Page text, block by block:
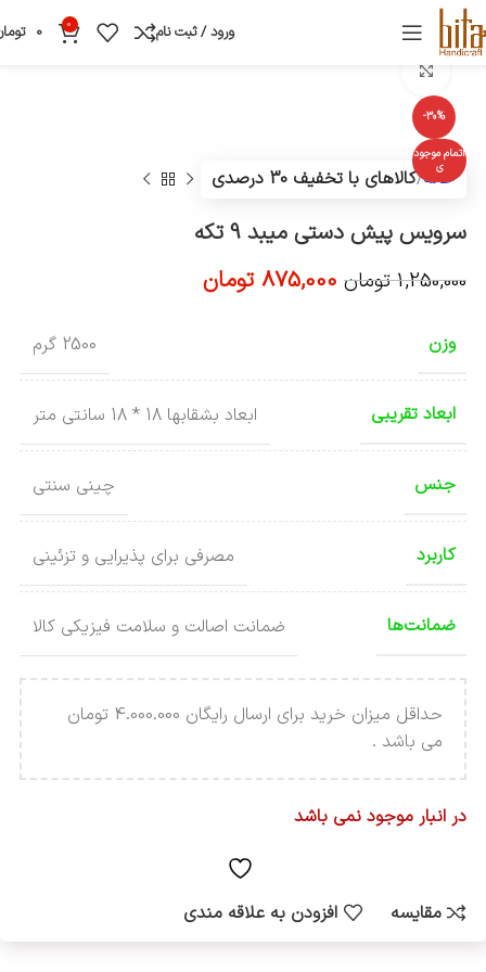
ورود / ثبت نام 0
0
-30%
اتمام موجود
ی
خانه کالاهای با تخفیف 30 درصدی
سرویس پیش دستی میبد 9 تکه
1,250,000 تومان 875,000 تومان
وزن 2500 گرم
ابعاد تقریبی ابعاد بشقابها 18 * 18 سانتی متر
جنس چینی سنتی
کاربرد مصرفی برای پذیرایی و تزئینی
ضمانت‌ها ضمانت اصالت و سلامت فیزیکی کالا
حداقل میزان خرید برای ارسال رایگان 4.000.000 تومان
می باشد .
در انبار موجود نمی باشد
مقایسه افزودن به علاقه مندی